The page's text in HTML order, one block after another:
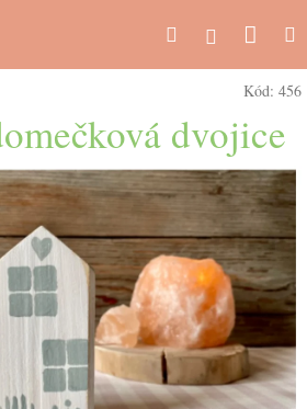
Hledat Přihlášení
košík
Kód: 456
dvojice